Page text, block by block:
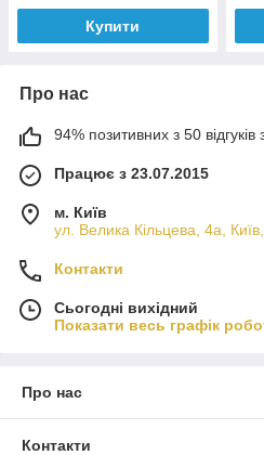
Купити
Про нас
94% позитивних з 50 відгуків
Працює з 23.07.2015
м. Київ
ул. Велика Кільцева, 4а,
Контакти
Сьогодні вихідний
Показати весь графік
Про нас
Контакти